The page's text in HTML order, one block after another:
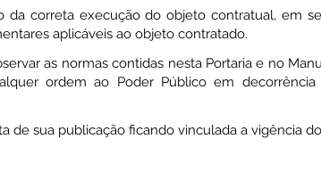
da correta execução do objeto contratual, em
aplicáveis ao objeto contratado.
as normas contidas nesta Portaria e no
ordem ao Poder Público em
de sua publicação ficando vinculada a vigência